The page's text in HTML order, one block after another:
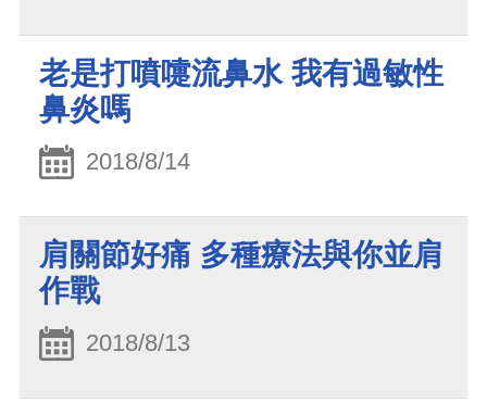
老是打噴嚏流鼻水 我有過敏性
鼻炎嗎
2018/8/14
肩關節好痛 多種療法與你並肩
作戰
2018/8/13